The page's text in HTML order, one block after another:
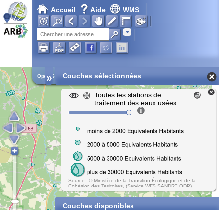
Accueil Aide WMS
Adresse
Open Street Map
» Couches sélectionnées
Toutes les stations de
traitement des eaux usées
Source : © Ministère de la Transition Écologique et de la
Cohésion des Territoires, (Service WFS SANDRE ODP).
Couches disponibles